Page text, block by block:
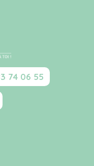
74 06 55